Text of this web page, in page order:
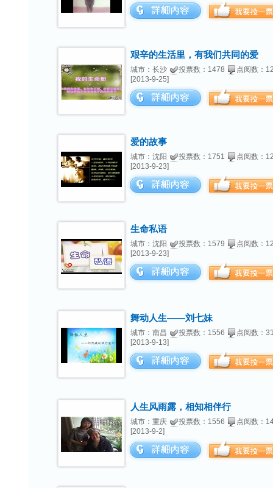
艰辛的生活里，有我们共同的爱
城市：长沙 投票数：1478
点阅数：
[2013-9-25]
爱的故事
城市：沈阳 投票数：1751
点阅数：
[2013-9-23]
生命私语
城市：沈阳 投票数：1579
点阅数：
[2013-9-23]
舞动人生——刘七妹
城市：南昌 投票数：1556
点阅数：
[2013-9-13]
人生风雨露，相知相伴行
城市：重庆 投票数：1556
点阅数：
[2013-9-2]